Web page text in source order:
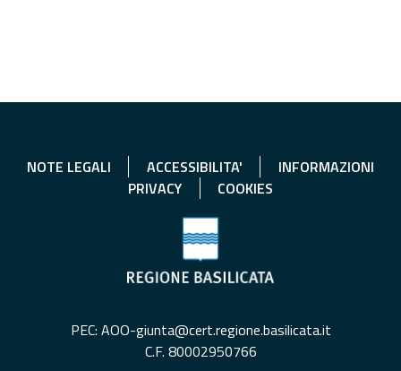
NOTE LEGALI ACCESSIBILITA'
INFORMAZIONI
PRIVACY
COOKIES
PEC: AOO-giunta@cert.regione.basilicata.it
C.F. 80002950766